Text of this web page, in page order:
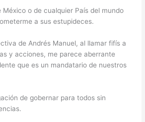
México o de cualquier País del mundo
a sus estupideces.
de Andrés Manuel, al llamar fifís a
y acciones, me parece aberrante
que es un mandatario de nuestros
de gobernar para todos sin